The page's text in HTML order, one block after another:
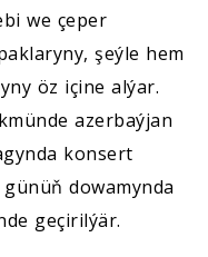
we çeper
şeýle hem
öz içine alýar.
azerbaýjan
konsert
dowamynda
geçirilýär.